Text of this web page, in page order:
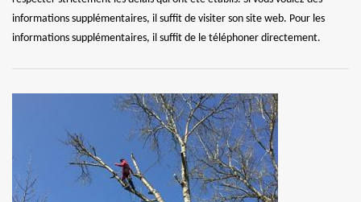
informations supplémentaires, il suffit de visiter son site web. Pour les
informations supplémentaires, il suffit de le téléphoner directement.